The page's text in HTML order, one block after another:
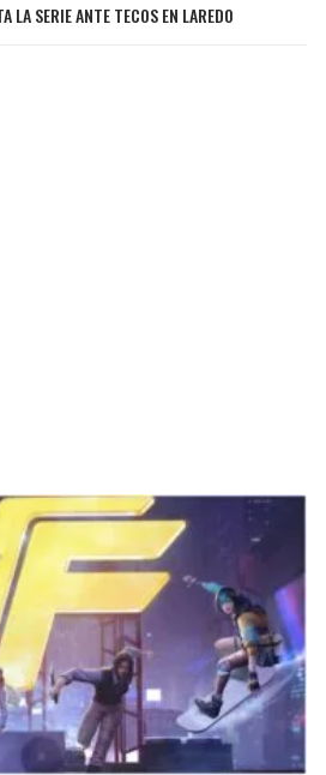
LA SERIE ANTE TECOS EN LAREDO